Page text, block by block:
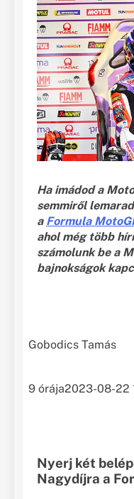
Ha imádod a
semmiről
a Formula
ahol még több
számolunk be a
bajnokságok
Gobodics Tamás
9 órája2023-08-22
Nyerj két
Nagydíjra a